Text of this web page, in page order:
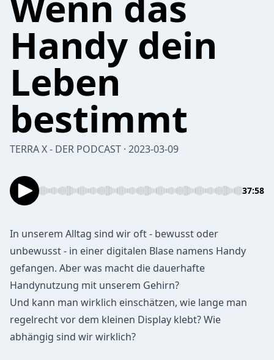
Handy dein
Leben
bestimmt
TERRA X - DER PODCAST · 2023-03-09
37:58
In unserem Alltag sind wir oft - bewusst oder
unbewusst - in einer digitalen Blase namens Handy
gefangen. Aber was macht die dauerhafte
Handynutzung mit unserem Gehirn?
Und kann man wirklich einschätzen, wie lange man
regelrecht vor dem kleinen Display klebt? Wie
abhängig sind wir wirklich?